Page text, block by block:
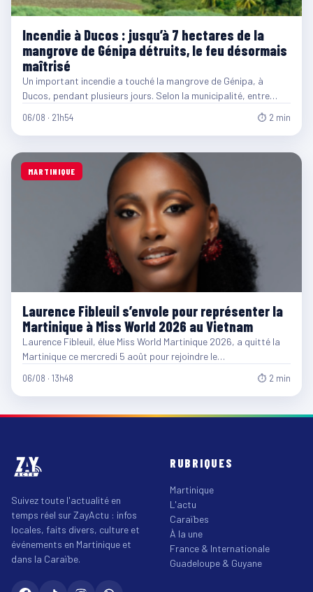
Incendie à Ducos : jusqu’à 7 hectares de la
mangrove de Génipa détruits, le feu désormais
maîtrisé
Un important incendie a touché la mangrove de Génipa, à
Ducos, pendant plusieurs jours. Selon la municipalité, entre…
06/08 · 21h54 ⏱ 2 min
MARTINIQUE
Laurence Fibleuil s’envole pour représenter la
Martinique à Miss World 2026 au Vietnam
Laurence Fibleuil, élue Miss World Martinique 2026, a quitté la
Martinique ce mercredi 5 août pour rejoindre le…
06/08 · 13h48 ⏱ 2 min
Suivez toute l'actualité en
temps réel sur ZayActu : infos
locales, faits divers, culture et
événements en Martinique et
dans la Caraïbe.
RUBRIQUES
Martinique
L'actu
Caraïbes
À la une
France & Internationale
Guadeloupe & Guyane